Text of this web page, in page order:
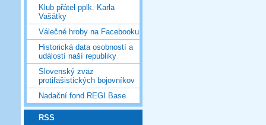
Klub přátel pplk. Karla
Vašátky
Válečné hroby na Facebooku
Historická data osobností a
událostí naší republiky
Slovenský zväz
protifašistických bojovníkov
Nadační fond REGI Base
RSS